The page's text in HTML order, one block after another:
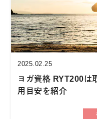
2025.02.25
ヨガ資格 RYT200は
用目安を紹介